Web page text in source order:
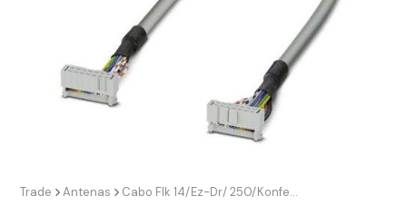
Trade Antenas Cabo Flk 14/Ez-Dr/ 250/Konfek FLK14EZDR250KONFEK Phoenix Contact 2288943